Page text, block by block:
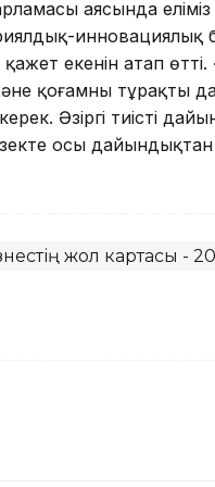
аясында еліміз
инновациялық
қажет екенін атап
қоғамның тұрақты
Әзіргі тиісті
осы дайындықтан
жол картасы -